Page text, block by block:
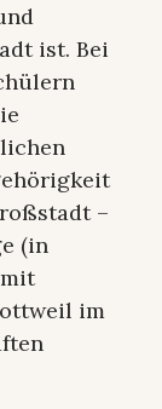
ist. Bei
–
(in
im